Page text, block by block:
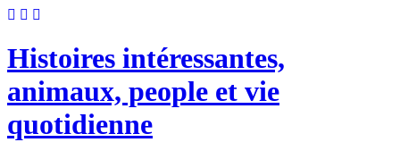
Skip
content
Histoires intéressantes,
animaux, people et vie
quotidienne